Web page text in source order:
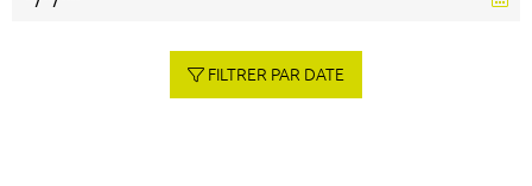
FILTRER PAR DATE